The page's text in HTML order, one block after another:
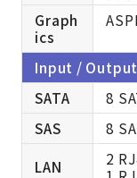
Graph
ics
Input / Output
SATA
8
SAS
8
LAN
2